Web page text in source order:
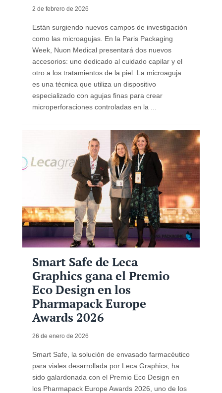
2 de febrero de 2026
Están surgiendo nuevos campos de investigación
como las microagujas. En la Paris Packaging
Week, Nuon Medical presentará dos nuevos
accesorios: uno dedicado al cuidado capilar y el
otro a los tratamientos de la piel. La microaguja
es una técnica que utiliza un dispositivo
especializado con agujas finas para crear
microperforaciones controladas en la ...
Smart Safe de Leca
Graphics gana el Premio
Eco Design en los
Pharmapack Europe
Awards 2026
26 de enero de 2026
Smart Safe, la solución de envasado farmacéutico
para viales desarrollada por Leca Graphics, ha
sido galardonada con el Premio Eco Design en
los Pharmapack Europe Awards 2026, uno de los